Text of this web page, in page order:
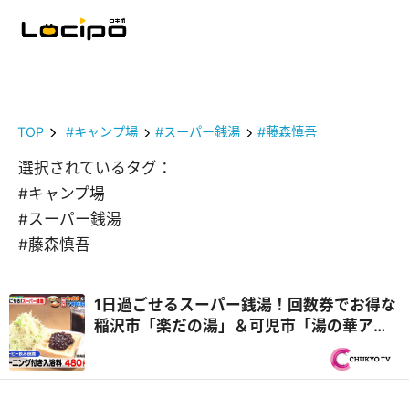
TOP #キャンプ場 #スーパー銭湯 #藤森慎吾
選択されているタグ：
#キャンプ場
#スーパー銭湯
#藤森慎吾
1日過ごせるスーパー銭湯！回数券でお得な
稲沢市「楽だの湯」＆可児市「湯の華アイ
ランド」で豪華食材BBQ『PS純金（ゴール